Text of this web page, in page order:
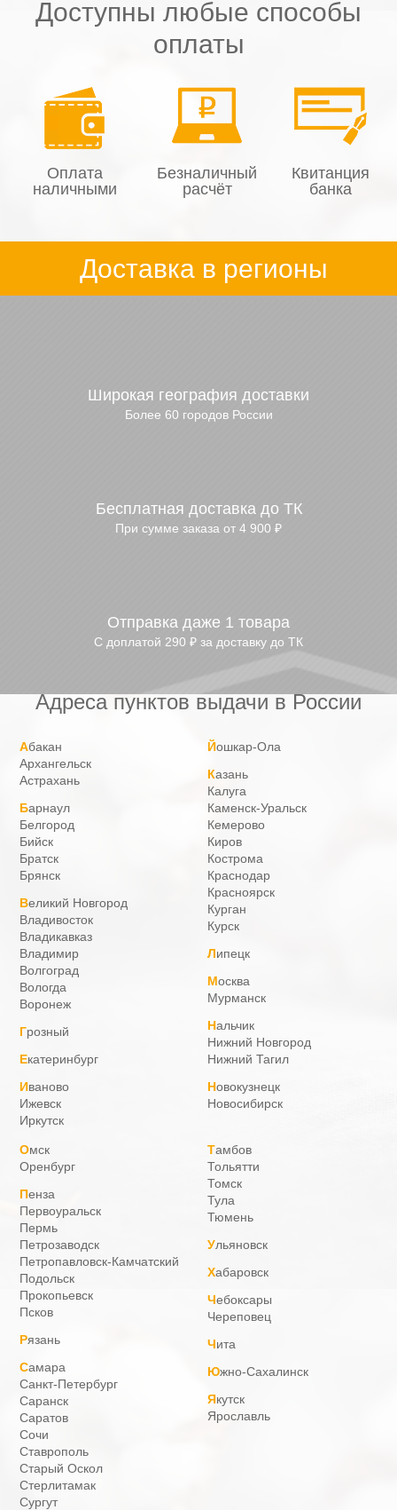
Доступны любые способы
оплаты
Оплата
наличными
Безналичный
расчёт
Квитанция
банка
Доставка в регионы
Широкая география доставки
Более 60 городов России
Бесплатная доставка до ТК
При сумме заказа от 4 900 ₽
Отправка даже 1 товара
С доплатой 290 ₽ за доставку до ТК
Адреса пунктов выдачи в России
Абакан
Архангельск
Астрахань
Барнаул
Белгород
Бийск
Братск
Брянск
Великий Новгород
Владивосток
Владикавказ
Владимир
Волгоград
Вологда
Воронеж
Грозный
Екатеринбург
Иваново
Ижевск
Иркутск
Йошкар-Ола
Казань
Калуга
Каменск-Уральск
Кемерово
Киров
Кострома
Краснодар
Красноярск
Курган
Курск
Липецк
Москва
Мурманск
Нальчик
Нижний Новгород
Нижний Тагил
Новокузнецк
Новосибирск
Омск
Оренбург
Пенза
Первоуральск
Пермь
Петрозаводск
Петропавловск-Камчатский
Подольск
Прокопьевск
Псков
Рязань
Самара
Санкт-Петербург
Саранск
Саратов
Сочи
Ставрополь
Старый Оскол
Стерлитамак
Сургут
Тамбов
Тольятти
Томск
Тула
Тюмень
Ульяновск
Хабаровск
Чебоксары
Череповец
Чита
Южно-Сахалинск
Якутск
Ярославль